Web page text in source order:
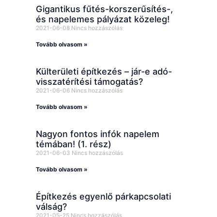
Gigantikus fűtés-korszerűsítés-,
és napelemes pályázat közeleg!
2021-06-08 Nincs hozzászólás
Tovább olvasom »
Külterületi építkezés – jár-e adó-
visszatérítési támogatás?
2021-06-06 Nincs hozzászólás
Tovább olvasom »
Nagyon fontos infók napelem
témában! (1. rész)
2021-06-03 Nincs hozzászólás
Tovább olvasom »
Építkezés egyenlő párkapcsolati
válság?
2021-05-25 Nincs hozzászólás